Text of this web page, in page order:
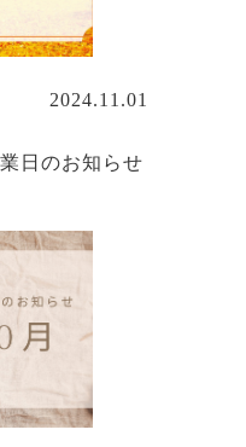
2024.11.01
日のお知らせ